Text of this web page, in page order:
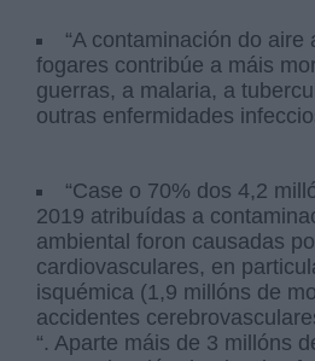
“A contaminación do aire
fogares contribúe a máis
guerras, a malaria, a
outras enfermidades
“Case o 70% dos 4,2
2019 atribuídas a
ambiental foron causadas
cardiovasculares, en
isquémica (1,9 millóns de
accidentes
“. Aparte máis de 3 millóns